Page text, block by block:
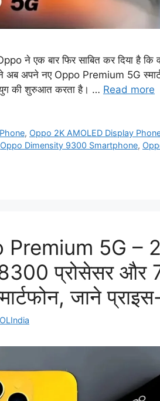
ने एक बार फिर साबित कर दिया है कि
अब अपने नए Oppo Premium 5G
युग की शुरुआत करता है। … Read more
, Oppo 2K AMOLED Display
Oppo Dimensity 9300 Smartphone,
Premium 5G –
प्रोसेसर और
जाने